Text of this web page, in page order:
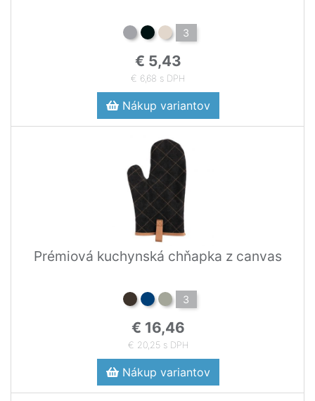
3
€ 5,43
€ 6,68 s DPH
Nákup variantov
Prémiová kuchynská chňapka z canvas
3
€ 16,46
€ 20,25 s DPH
Nákup variantov